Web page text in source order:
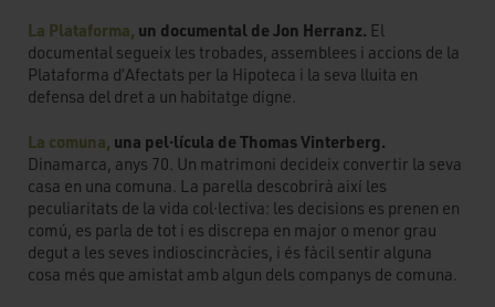
La Plataforma, un documental de Jon Herranz. El
documental segueix les trobades, assemblees i accions de la
Plataforma d’Afectats per la Hipoteca i la seva lluita en
defensa del dret a un habitatge digne.
La comuna, una pel·lícula de Thomas Vinterberg.
Dinamarca, anys 70. Un matrimoni decideix convertir la seva
casa en una comuna. La parella descobrirà així les
peculiaritats de la vida col·lectiva: les decisions es prenen en
comú, es parla de tot i es discrepa en major o menor grau
degut a les seves indioscincràcies, i és fàcil sentir alguna
cosa més que amistat amb algun dels companys de comuna.